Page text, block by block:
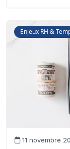
Enjeux RH &
11 novembre